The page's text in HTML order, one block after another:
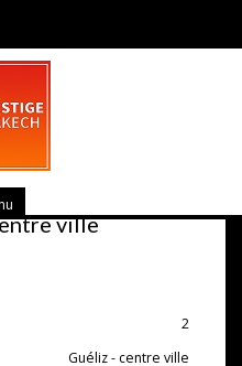
ville
2
Guéliz - centre ville